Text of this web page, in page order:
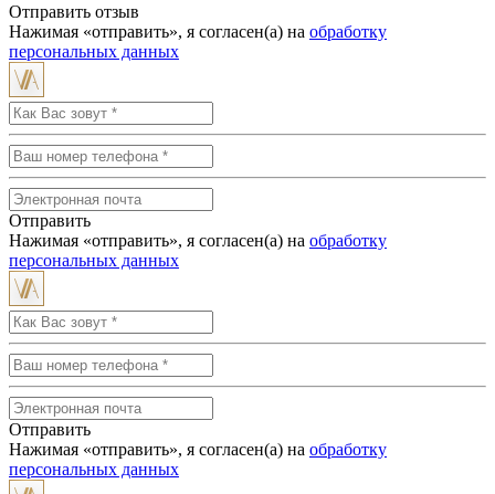
Отправить отзыв
Нажимая «отправить», я согласен(а) на обработку
персональных данных
Отправить
Нажимая «отправить», я согласен(а) на обработку
персональных данных
Отправить
Нажимая «отправить», я согласен(а) на обработку
персональных данных